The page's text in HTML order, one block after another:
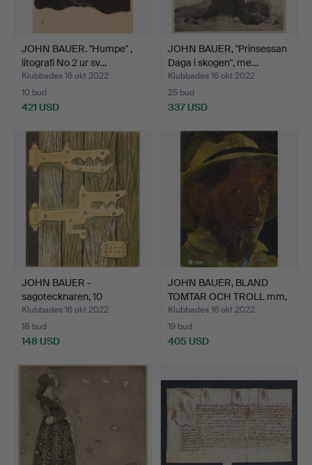
JOHN BAUER. "Humpe" ,
litografi No 2 ur sv…
Klubbades 16 okt 2022
10 bud
421 USD
JOHN BAUER, "Prinsessan
Daga i skogen", me…
Klubbades 16 okt 2022
25 bud
337 USD
JOHN BAUER -
sagotecknaren, 10
reproduktio…
Klubbades 16 okt 2022
18 bud
148 USD
JOHN BAUER, BLAND
TOMTAR OCH TROLL mm,
20 …
Klubbades 16 okt 2022
19 bud
405 USD